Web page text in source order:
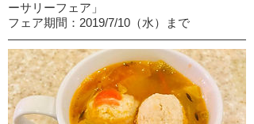
ーサリーフェア」
フェア期間：2019/7/10（水）まで